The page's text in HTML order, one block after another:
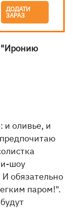
ДОДАТИ
ЗАРАЗ
и оливье, и
шоу
обязательно
паром!".